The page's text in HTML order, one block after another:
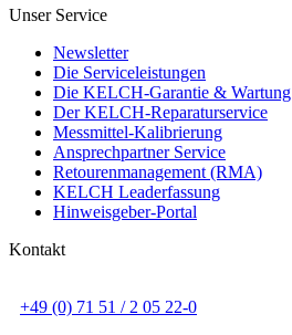
Unser Service
Newsletter
Die Serviceleistungen
Die KELCH-Garantie & Wartung
Der KELCH-Reparaturservice
Messmittel-Kalibrierung
Ansprechpartner Service
Retourenmanagement (RMA)
KELCH Leaderfassung
Hinweisgeber-Portal
Kontakt
+49 (0) 71 51 / 2 05 22-0